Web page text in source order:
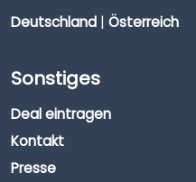
Deutschland | Österreich
Sonstiges
Deal eintragen
Kontakt
Presse